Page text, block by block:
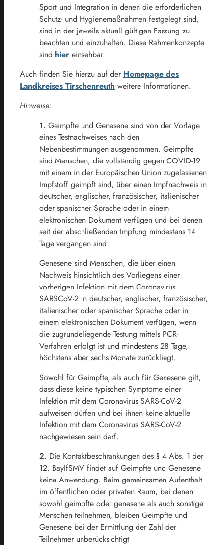
Sport und Integration in denen die erforderlichen
Schutz- und Hygienemaßnahmen festgelegt sind,
sind in der jeweils aktuell gültigen Fassung zu
beachten und einzuhalten. Diese Rahmenkonzepte
sind hier einsehbar.
Auch finden Sie hierzu auf der Homepage des
Landkreises Tirschenreuth weitere Informationen.
Hinweise:
1. Geimpfte und Genesene sind von der Vorlage
eines Testnachweises nach den
Nebenbestimmungen ausgenommen. Geimpfte
sind Menschen, die vollständig gegen COVID-19
mit einem in der Europäischen Union zugelassenen
Impfstoff geimpft sind, über einen Impfnachweis in
deutscher, englischer, französischer, italienischer
oder spanischer Sprache oder in einem
elektronischen Dokument verfügen und bei denen
seit der abschließenden Impfung mindestens 14
Tage vergangen sind.
Genesene sind Menschen, die über einen
Nachweis hinsichtlich des Vorliegens einer
vorherigen Infektion mit dem Coronavirus
SARSCoV-2 in deutscher, englischer, französischer,
italienischer oder spanischer Sprache oder in
einem elektronischen Dokument verfügen, wenn
die zugrundeliegende Testung mittels PCR-
Verfahren erfolgt ist und mindestens 28 Tage,
höchstens aber sechs Monate zurückliegt.
Sowohl für Geimpfte, als auch für Genesene gilt,
dass diese keine typischen Symptome einer
Infektion mit dem Coronavirus SARS-CoV-2
aufweisen dürfen und bei ihnen keine aktuelle
Infektion mit dem Coronavirus SARS-CoV-2
nachgewiesen sein darf.
2. Die Kontaktbeschränkungen des § 4 Abs. 1 der
12. BayIfSMV findet auf Geimpfte und Genesene
keine Anwendung. Beim gemeinsamen Aufenthalt
im öffentlichen oder privaten Raum, bei denen
sowohl geimpfte oder genesene als auch sonstige
Menschen teilnehmen, bleiben Geimpfte und
Genesene bei der Ermittlung der Zahl der
Teilnehmer unberücksichtigt